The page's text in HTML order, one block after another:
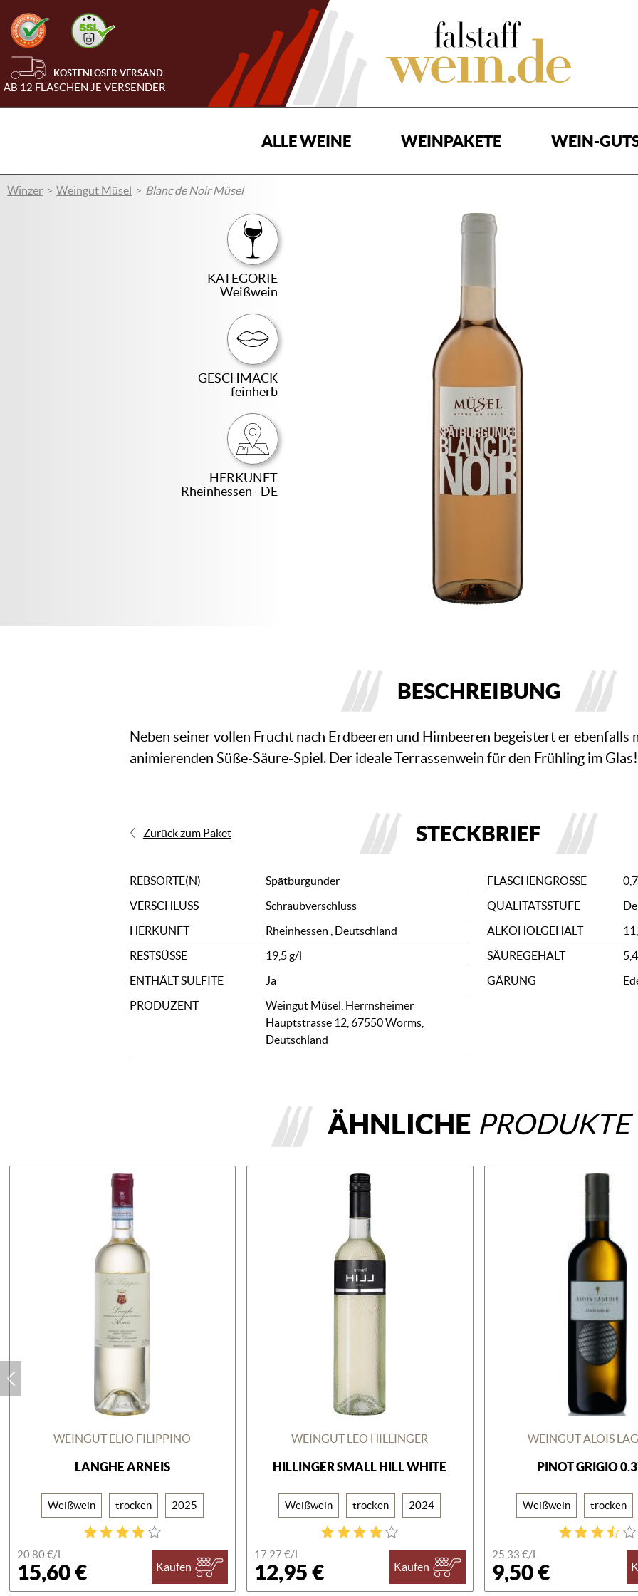
KOSTENLOSER VERSAND
AB 12 FLASCHEN JE VERSENDER
ALLE WEINE WEINPAKETE WEIN-
Winzer Weingut Müsel Blanc de Noir Müsel
KATEGORIE
Weißwein
GESCHMACK
feinherb
HERKUNFT
Rheinhessen - DE
BESCHREIBUNG
Neben seiner vollen Frucht nach Erdbeeren und Himbeeren begeistert er ebenfalls
animierenden Süße-Säure-Spiel. Der ideale Terrassenwein für den Frühling im Glas!
STECKBRIEF
Zurück zum Paket
REBSORTE(N) Spätburgunder FLASCHENGRÖSSE
VERSCHLUSS
Schraubverschluss QUALITÄTSSTUFE
HERKUNFT
Rheinhessen Deutschland ALKOHOLGEHALT
RESTSÜSSE
19,5 g/l SÄUREGEHALT
ENTHÄLT SULFITE
Ja GÄRUNG
PRODUZENT
Weingut Müsel, Herrnsheimer
Hauptstrasse 12, 67550 Worms,
Deutschland
ÄHNLICHE PRODUKTE
WEINGUT ELIO FILIPPINO
LANGHE ARNEIS
Weißwein trocken 2025
20,80 €/L
15,60 € Kaufen
WEINGUT LEO HILLINGER
HILLINGER SMALL HILL WHITE
Weißwein trocken 2024
17,27 €/L
12,95 € Kaufen
WEINGUT ALOIS
PINOT GRIGIO
Weißwein trocken
25,33 €/L
9,50 €